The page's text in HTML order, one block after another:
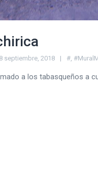
septiembre, 2018 #
a los tabasqueños a